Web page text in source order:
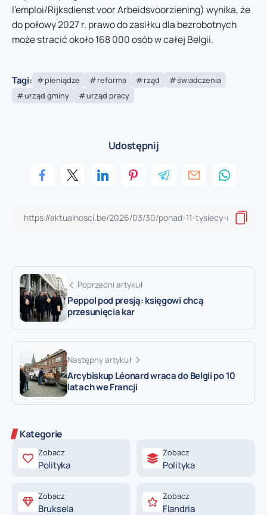
l’emploi/Rijksdienst voor Arbeidsvoorziening) wynika, że
do połowy 2027 r. prawo do zasiłku dla bezrobotnych
może stracić około 168 000 osób w całej Belgii.
Tagi: pieniądze reforma rząd
świadczenia
urząd gminy
urząd pracy
Udostępnij
Poprzedni artykuł
Peppol pod presją: księgowi chcą
przesunięcia kar
Następny artykuł
Arcybiskup Léonard wraca do Belgii po 10
latach we Francji
Kategorie
Zobacz
Polityka
Zobacz
Polityka
Zobacz
Bruksela
Zobacz
Flandria